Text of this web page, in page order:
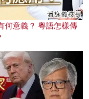
何意義？ 粵語怎樣傳